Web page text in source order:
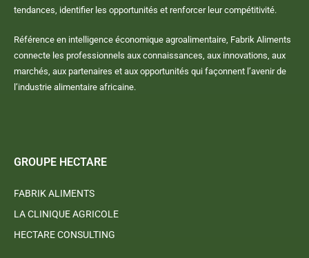
tendances, identifier les opportunités et renforcer leur compétitivité.
Référence en intelligence économique agroalimentaire, Fabrik Aliments
connecte les professionnels aux connaissances, aux innovations, aux
marchés, aux partenaires et aux opportunités qui façonnent l’avenir de
l’industrie alimentaire africaine.
GROUPE HECTARE
FABRIK ALIMENTS
LA CLINIQUE AGRICOLE
HECTARE CONSULTING